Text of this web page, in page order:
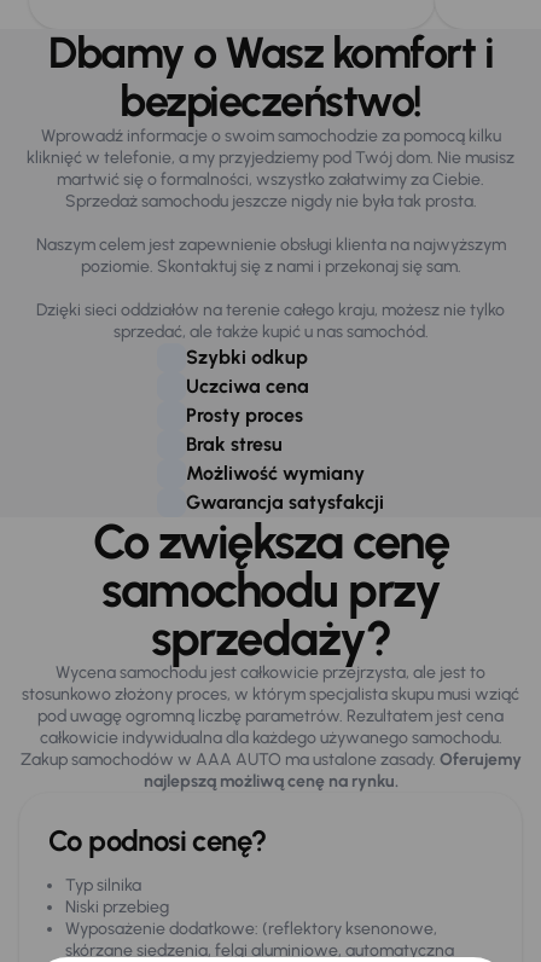
Dbamy o Wasz komfort i
bezpieczeństwo!
Wprowadź informacje o swoim samochodzie za pomocą kilku
kliknięć w telefonie, a my przyjedziemy pod Twój dom. Nie musisz
martwić się o formalności, wszystko załatwimy za Ciebie.
Sprzedaż samochodu jeszcze nigdy nie była tak prosta.
Naszym celem jest zapewnienie obsługi klienta na najwyższym
poziomie. Skontaktuj się z nami i przekonaj się sam.
Dzięki sieci oddziałów na terenie całego kraju, możesz nie tylko
sprzedać, ale także kupić u nas samochód.
Szybki odkup
Uczciwa cena
Prosty proces
Brak stresu
Możliwość wymiany
Gwarancja satysfakcji
Co zwiększa cenę
samochodu przy
sprzedaży?
Wycena samochodu jest całkowicie przejrzysta, ale jest to
stosunkowo złożony proces, w którym specjalista skupu musi wziąć
pod uwagę ogromną liczbę parametrów. Rezultatem jest cena
całkowicie indywidualna dla każdego używanego samochodu.
Zakup samochodów w AAA AUTO ma ustalone zasady. Oferujemy
najlepszą możliwą cenę na rynku.
Co podnosi cenę?
Typ silnika
Niski przebieg
Wyposażenie dodatkowe: (reflektory ksenonowe,
skórzane siedzenia, felgi aluminiowe, automatyczna